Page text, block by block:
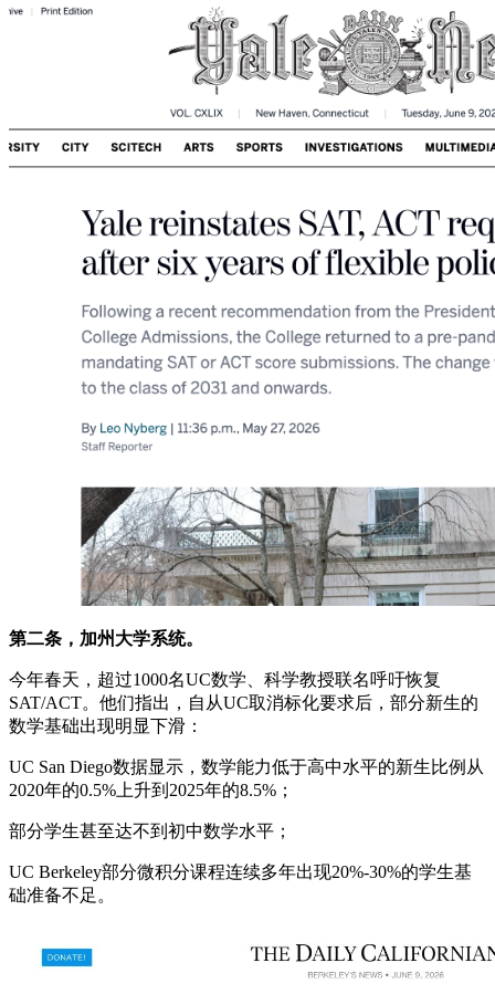
第二条，加州大学系统。
今年春天，超过1000名UC数学、科学教授联名呼吁恢复
SAT/ACT。他们指出，自从UC取消标化要求后，部分新生的
数学基础出现明显下滑：
UC San Diego数据显示，数学能力低于高中水平的新生比例从
2020年的0.5%上升到2025年的8.5%；
部分学生甚至达不到初中数学水平；
UC Berkeley部分微积分课程连续多年出现20%-30%的学生基
础准备不足。